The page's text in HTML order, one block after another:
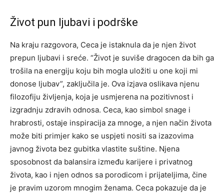
Život pun ljubavi i podrške
Na kraju razgovora, Ceca je istaknula da je njen život
prepun ljubavi i sreće. “Život je suviše dragocen da bih ga
trošila na energiju koju bih mogla uložiti u one koji mi
donose ljubav”, zaključila je. Ova izjava oslikava njenu
filozofiju življenja, koja je usmjerena na pozitivnost i
izgradnju zdravih odnosa. Ceca, kao simbol snage i
hrabrosti, ostaje inspiracija za mnoge, a njen način života
može biti primjer kako se uspjeti nositi sa izazovima
javnog života bez gubitka vlastite suštine. Njena
sposobnost da balansira između karijere i privatnog
života, kao i njen odnos sa porodicom i prijateljima, čine
je pravim uzorom mnogim ženama. Ceca pokazuje da je